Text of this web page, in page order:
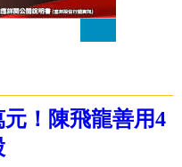
！陳飛龍善用4